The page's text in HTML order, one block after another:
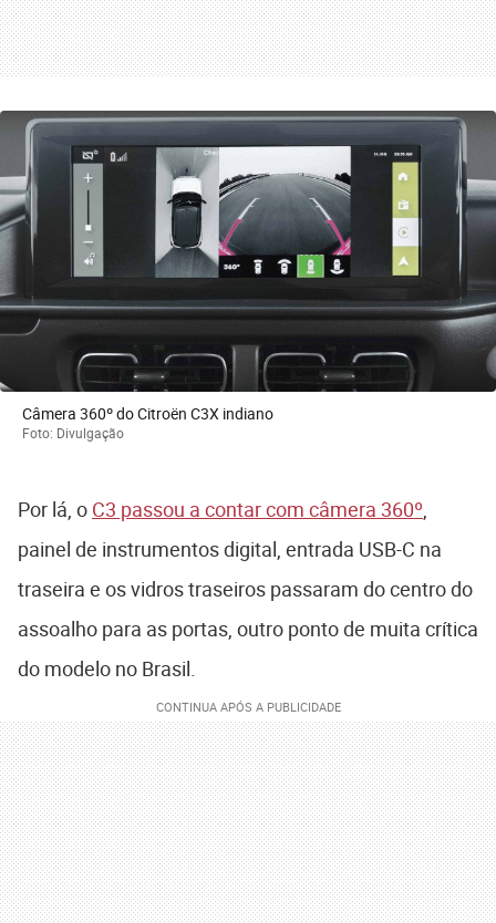
Câmera 360º do Citroën C3X indiano
Foto: Divulgação
Por lá, o C3 passou a contar com câmera 360º
painel de instrumentos digital, entrada USB-C na
traseira e os vidros traseiros passaram do centro do
assoalho para as portas, outro ponto de muita crítica
do modelo no Brasil.